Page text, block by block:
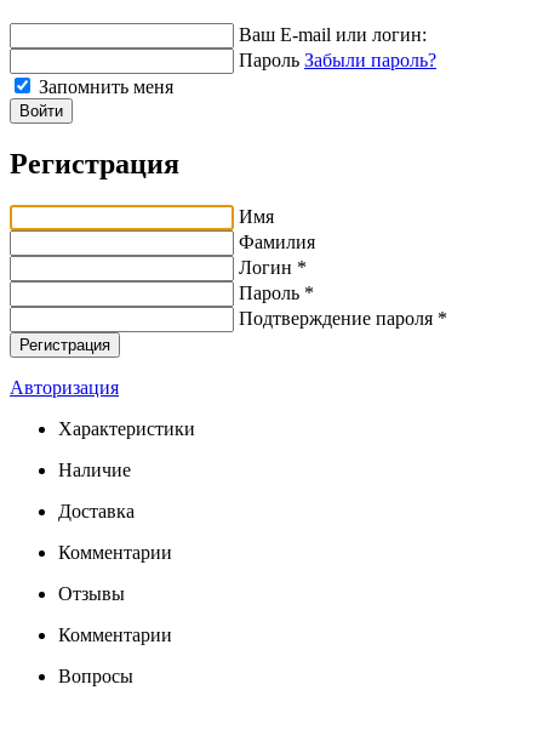
Ваш E-mail или логин:
Пароль Забыли пароль?
Запомнить меня
Войти
Регистрация
Имя
Фамилия
Логин *
Пароль *
Подтверждение пароля *
Авторизация
Характеристики
Наличие
Доставка
Комментарии
Отзывы
Комментарии
Вопросы